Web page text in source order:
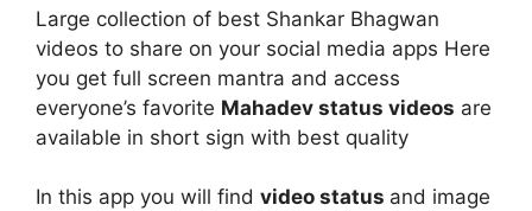
Large collection of best Shankar Bhagwan
videos to share on your social media apps Here
you get full screen mantra and access
everyone’s favorite Mahadev status videos are
available in short sign with best quality
In this app you will find video status and image